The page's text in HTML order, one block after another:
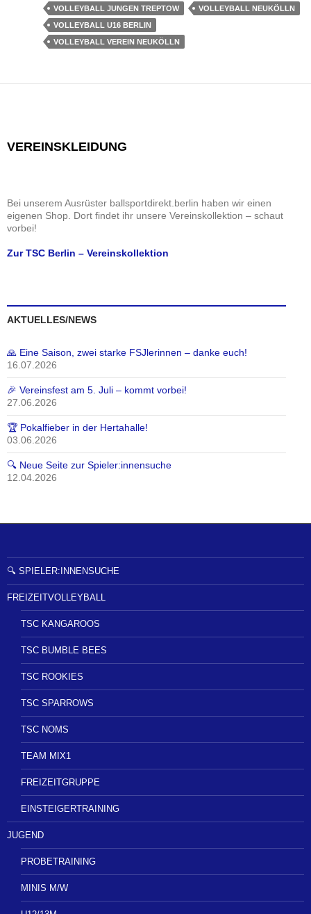
VOLLEYBALL JUNGEN TREPTOW
VOLLEYBALL NEUKÖLLN
VOLLEYBALL U16 BERLIN
VOLLEYBALL VEREIN NEUKÖLLN
VEREINSKLEIDUNG
Bei unserem Ausrüster ballsportdirekt.berlin haben wir einen
eigenen Shop. Dort findet ihr unsere Vereinskollektion – schaut
vorbei!
Zur TSC Berlin – Vereinskollektion
AKTUELLES/NEWS
🙏 Eine Saison, zwei starke FSJlerinnen – danke euch!
16.07.2026
🎉 Vereinsfest am 5. Juli – kommt vorbei!
27.06.2026
🏆 Pokalfieber in der Hertahalle!
03.06.2026
🔍 Neue Seite zur Spieler:innensuche
12.04.2026
🔍 SPIELER:INNENSUCHE
FREIZEITVOLLEYBALL
TSC KANGAROOS
TSC BUMBLE BEES
TSC ROOKIES
TSC SPARROWS
TSC NOMS
TEAM MIX1
FREIZEITGRUPPE
EINSTEIGERTRAINING
JUGEND
PROBETRAINING
MINIS M/W